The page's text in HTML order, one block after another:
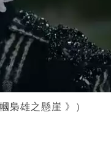
梟雄之懸崖 》）